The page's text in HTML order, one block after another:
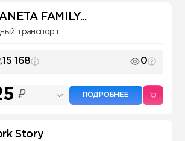
FAMILY...
транспорт
15 168 0
₽ ПОДРОБНЕЕ
Story